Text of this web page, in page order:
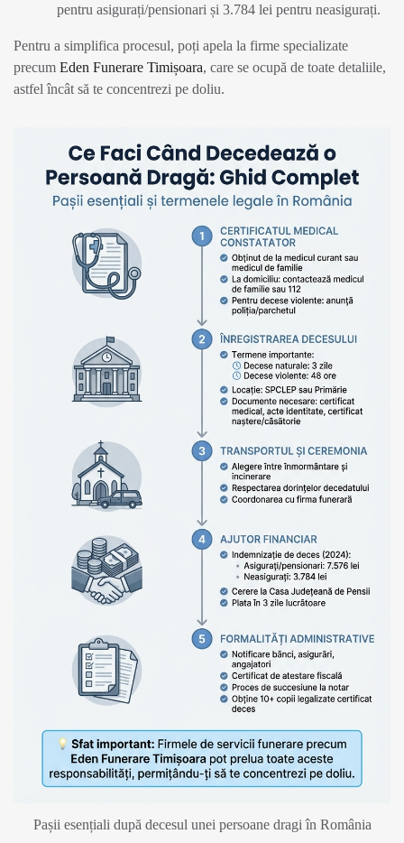
pentru asigurați/pensionari și 3.784 lei pentru neasigurați.
Pentru a simplifica procesul, poți apela la firme specializate
precum Eden Funerare Timișoara, care se ocupă de toate detaliile,
astfel încât să te concentrezi pe doliu.
Pașii esențiali după decesul unei persoane dragi în România